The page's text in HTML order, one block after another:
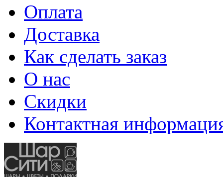
Оплата
Доставка
Как сделать заказ
О нас
Скидки
Контактная